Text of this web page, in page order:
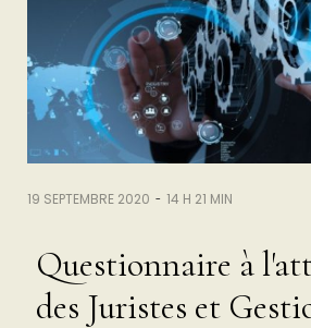
19 SEPTEMBRE 2020 - 14 H 21 MIN